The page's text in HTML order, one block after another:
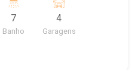
mármore conduz às
e TV,
escritório, lavabo,
7
Banho
4
Garagens